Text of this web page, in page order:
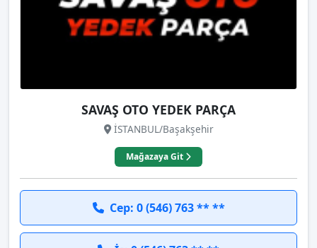
SAVAŞ OTO YEDEK PARÇA
İSTANBUL/Başakşehir
Mağazaya Git
Cep: 0 (546) 763 ** **